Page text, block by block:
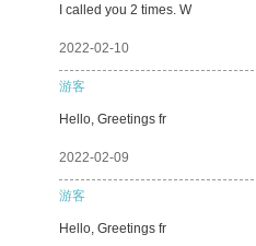
I called you 2 times. W
2022-02-10
游客
Hello, Greetings fr
2022-02-09
游客
Hello, Greetings fr